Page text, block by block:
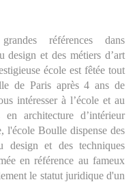
références dans
design et des métiers d’art
école est fêtée tout
de Paris après 4 ans de
intéresser à l’école et au
architecture d’intérieur
Boulle dispense des
design et des techniques
en référence au fameux
le statut juridique d'un